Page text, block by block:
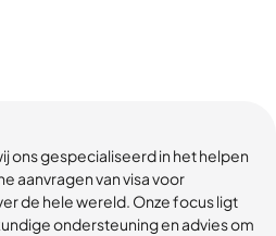
ons gespecialiseerd in het helpen
aanvragen van visa voor
de hele wereld. Onze focus ligt
ondersteuning en advies om